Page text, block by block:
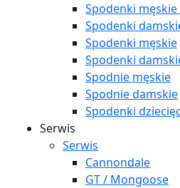
Spodenki męskie
Spodenki
Spodenki męskie
Spodenki
Spodnie męskie
Spodnie damskie
Spodenki
Serwis
Serwis
Cannondale
GT / Mongoose